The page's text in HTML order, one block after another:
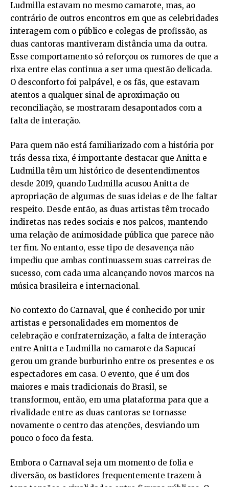
Ludmilla estavam no mesmo camarote, mas, ao
contrário de outros encontros em que as celebridades
interagem com o público e colegas de profissão, as
duas cantoras mantiveram distância uma da outra.
Esse comportamento só reforçou os rumores de que a
rixa entre elas continua a ser uma questão delicada.
O desconforto foi palpável, e os fãs, que estavam
atentos a qualquer sinal de aproximação ou
reconciliação, se mostraram desapontados com a
falta de interação.
Para quem não está familiarizado com a história por
trás dessa rixa, é importante destacar que Anitta e
Ludmilla têm um histórico de desentendimentos
desde 2019, quando Ludmilla acusou Anitta de
apropriação de algumas de suas ideias e de lhe faltar
respeito. Desde então, as duas artistas têm trocado
indiretas nas redes sociais e nos palcos, mantendo
uma relação de animosidade pública que parece não
ter fim. No entanto, esse tipo de desavença não
impediu que ambas continuassem suas carreiras de
sucesso, com cada uma alcançando novos marcos na
música brasileira e internacional.
No contexto do Carnaval, que é conhecido por unir
artistas e personalidades em momentos de
celebração e confraternização, a falta de interação
entre Anitta e Ludmilla no camarote da Sapucaí
gerou um grande burburinho entre os presentes e os
espectadores em casa. O evento, que é um dos
maiores e mais tradicionais do Brasil, se
transformou, então, em uma plataforma para que a
rivalidade entre as duas cantoras se tornasse
novamente o centro das atenções, desviando um
pouco o foco da festa.
Embora o Carnaval seja um momento de folia e
diversão, os bastidores frequentemente trazem à